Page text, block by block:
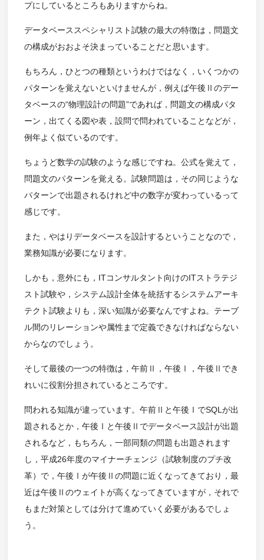
プにしているところもありますからね。
データベーススペシャリスト試験の最大の特徴は，問題文
の構成がおおよそ決まっていることだと思います。
もちろん，ひとつの種類というわけではなく，いくつかの
パターンを覚えないといけませんが，例えば午後Ⅱのデー
タベースの“物理設計の問題”であれば，問題文の構成パタ
ーン，出てくる図や表，設問で問われていることなどが，
例年よく似ているのです。
ちょうど数学の試験のような感じですね。公式を覚えて，
問題文のパターンを覚える。試験問題は，その同じような
パターンで出題されるけれど中の数字が変わっているって
感じです。
また，やはりデータベースを設計するということなので，
業務知識が必要になります。
しかも，意外にも，ITコンサルタント向けのITストラテジ
スト試験や，システム設計全体を統括するシステムアーキ
テクト試験よりも，深い知識が必要なんですよね。テーブ
ル間のリレーションや属性まで定義できなければならない
からなのでしょう。
そして最後の一つの特徴は，午前Ⅱ，午後Ⅰ，午後Ⅱでき
れいに役割分担されているところです。
問われる知識が違っています。午前Ⅱと午後ⅠでSQLが出
題されるとか，午後Ⅰと午後Ⅱでデータベース設計が出題
されるなど，もちろん，一部同類の問題も出題されます
し，平成26年度のマイナーチェンジ（試験制度のプチ改
革）で，午後Ⅰが午後Ⅱの問題に近くなってきており，最
近は午後Ⅱのウェイトが高くなってきていますが，それで
もまだ対策としては分けて進めていく必要があるでしょ
う。